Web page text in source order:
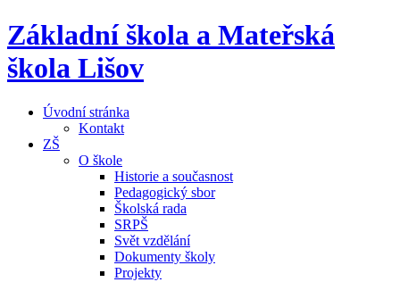
Základní škola a Mateřská
škola Lišov
Úvodní stránka
Kontakt
ZŠ
O škole
Historie a současnost
Pedagogický sbor
Školská rada
SRPŠ
Svět vzdělání
Dokumenty školy
Projekty